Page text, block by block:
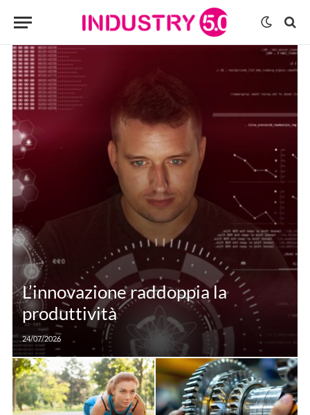
L’innovazione raddoppia la
produttività
24/07/2026